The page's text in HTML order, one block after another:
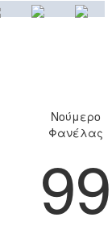
Νούμερο
Φανέλας
99